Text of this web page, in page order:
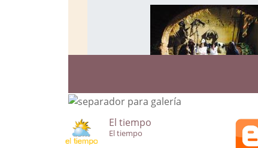
El tiempo
El tiempo